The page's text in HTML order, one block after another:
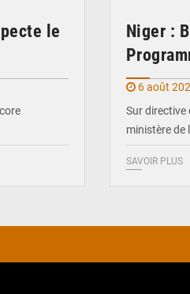
le
Niger :
6 août
Sur directive
ministère de
SAVOIR PLUS